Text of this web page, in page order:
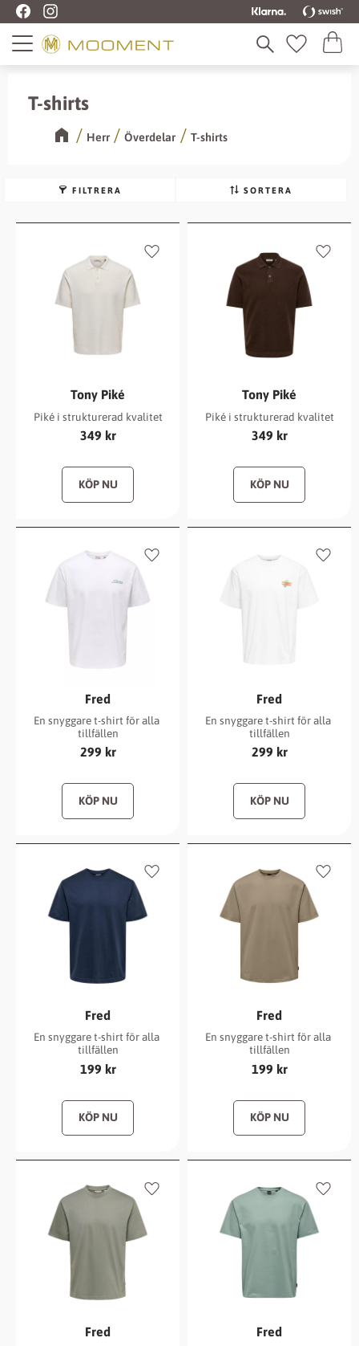
Meny Favoriter
T-shirts
Herr Överdelar T-shirts
FILTRERA SORTERA
Tony Piké
Piké i strukturerad kvalitet
349 kr
Lägg till i favoriter
Tony Piké
Piké i strukturerad kvalitet
349 kr
Lägg
Fred
En snyggare t-shirt för alla
tillfällen
299 kr
Lägg till i favoriter
Fred
En snyggare t-shirt för alla
tillfällen
299 kr
Lägg
Fred
En snyggare t-shirt för alla
tillfällen
199 kr
Lägg till i favoriter
Fred
En snyggare t-shirt för alla
tillfällen
199 kr
Lägg
Fred
Lägg till i favoriter
Fred
Lägg